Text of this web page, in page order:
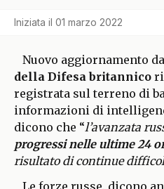
Iniziata il 01 marzo 2022
Nuovo aggiornamento
della Difesa britannico
registrata sul terreno di
informazioni di
dicono che “l’avanzata
progressi nelle ultime 24
risultato di continue